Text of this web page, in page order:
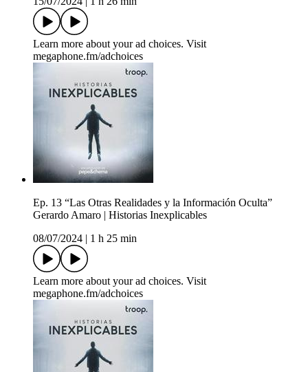
Learn more about your ad choices. Visit
megaphone.fm/adchoices
Ep. 13 “Las Otras Realidades y la Información Oculta”
Gerardo Amaro | Historias Inexplicables
08/07/2024
1 h 25 min
Learn more about your ad choices. Visit
megaphone.fm/adchoices